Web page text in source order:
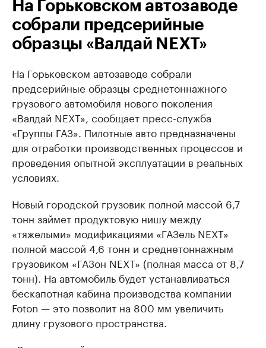
На Горьковском автозаводе
собрали предсерийные
образцы «Валдай NEXT»
На Горьковском автозаводе собрали
предсерийные образцы среднетоннажного
грузового автомобиля нового поколения
«Валдай NEXT», сообщает пресс-служба
«Группы ГАЗ». Пилотные авто предназначены
для отработки производственных процессов и
проведения опытной эксплуатации в реальных
условиях.
Новый городской грузовик полной массой 6,7
тонн займет продуктовую нишу между
«тяжелыми» модификациями «ГАЗель NEXT»
полной массой 4,6 тонн и среднетоннажным
грузовиком «ГАЗон NEXT» (полная масса от 8,7
тонн). На автомобиль будет устанавливаться
бескапотная кабина производства компании
Foton — это позволит на 800 мм увеличить
длину грузового пространства.